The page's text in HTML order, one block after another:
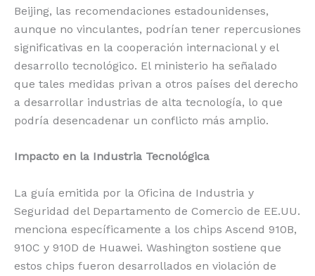
Beijing, las recomendaciones estadounidenses,
aunque no vinculantes, podrían tener repercusiones
significativas en la cooperación internacional y el
desarrollo tecnológico. El ministerio ha señalado
que tales medidas privan a otros países del derecho
a desarrollar industrias de alta tecnología, lo que
podría desencadenar un conflicto más amplio.
Impacto en la Industria Tecnológica
La guía emitida por la Oficina de Industria y
Seguridad del Departamento de Comercio de EE.UU.
menciona específicamente a los chips Ascend 910B,
910C y 910D de Huawei. Washington sostiene que
estos chips fueron desarrollados en violación de